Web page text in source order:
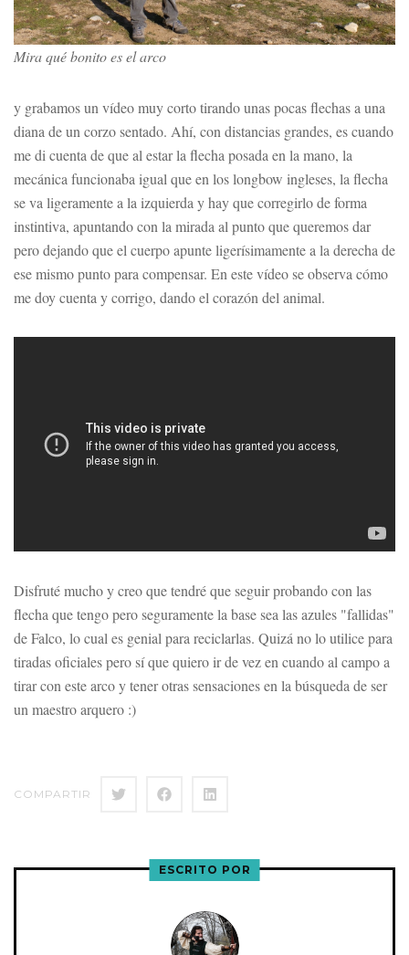
Mira qué bonito es el arco
y grabamos un vídeo muy corto tirando unas pocas flechas a una
diana de un corzo sentado. Ahí, con distancias grandes, es cuando
me di cuenta de que al estar la flecha posada en la mano, la
mecánica funcionaba igual que en los longbow ingleses, la flecha
se va ligeramente a la izquierda y hay que corregirlo de forma
instintiva, apuntando con la mirada al punto que queremos dar
pero dejando que el cuerpo apunte ligerísimamente a la derecha de
ese mismo punto para compensar. En este vídeo se observa cómo
me doy cuenta y corrigo, dando el corazón del animal.
Disfruté mucho y creo que tendré que seguir probando con las
flecha que tengo pero seguramente la base sea las azules "fallidas"
de Falco, lo cual es genial para reciclarlas. Quizá no lo utilice para
tiradas oficiales pero sí que quiero ir de vez en cuando al campo a
tirar con este arco y tener otras sensaciones en la búsqueda de ser
un maestro arquero :)
COMPARTIR
ESCRITO POR